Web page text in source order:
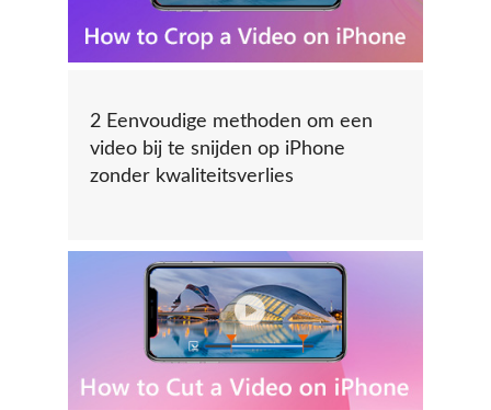
2 Eenvoudige methoden om een ​​
video bij te snijden op iPhone
zonder kwaliteitsverlies